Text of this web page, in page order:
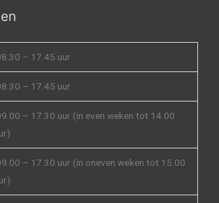
– 17.45 uur
– 17.45 uur
– 17.30 uur (in even weken tot 14.00
– 17.30 uur (in oneven weken tot 15.00